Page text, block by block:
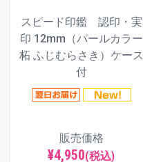
スピード印鑑 認印・実
印 12mm（パールカラー
柘 ふじむらさき）ケース
付
販売価格
¥4,950(税込)